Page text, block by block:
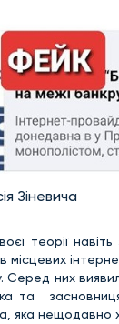
Зіневича
теорії
місцевих
Серед них
та
яка нещодавно